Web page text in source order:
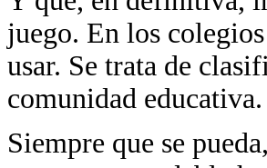
juego. En los
usar. Se trata de
comunidad educativa.
Siempre que se